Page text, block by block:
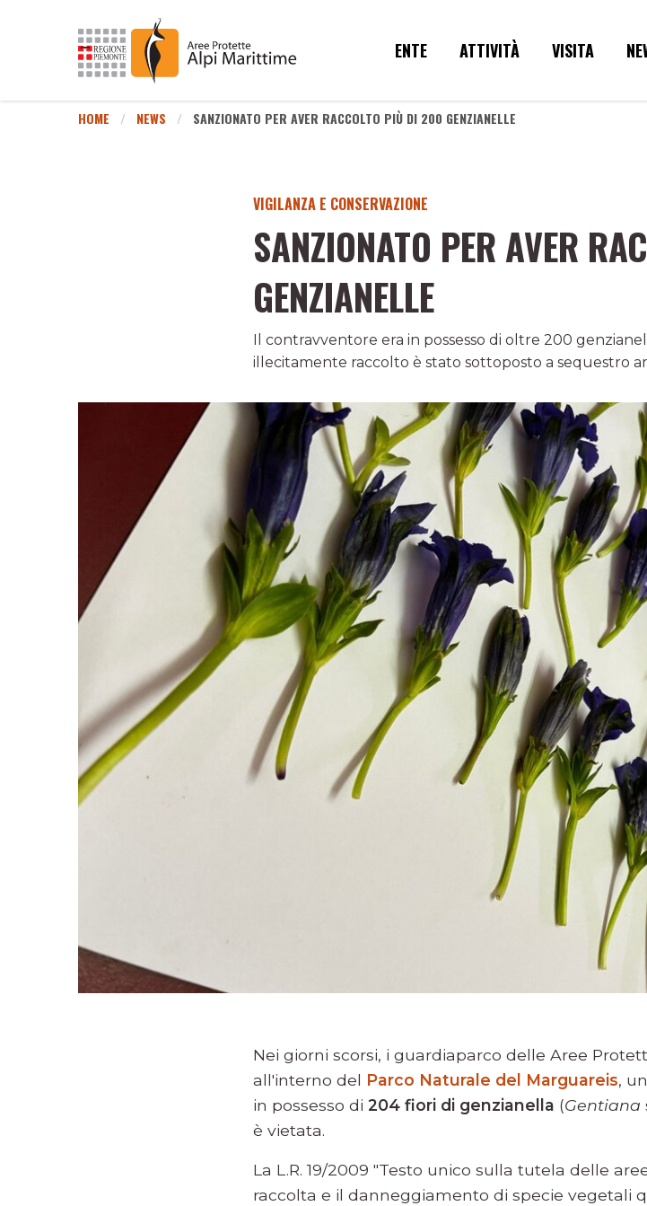
ENTE ATTIVITÀ VISITA
HOME NEWS SANZIONATO PER AVER RACCOLTO PIÙ DI 200 GENZIANELLE
VIGILANZA E CONSERVAZIONE
SANZIONATO PER AVER
GENZIANELLE
Il contravventore era in possesso di oltre 200
illecitamente raccolto è stato sottoposto a sequestro
Nei giorni scorsi, i guardiaparco delle Aree
all'interno del Parco Naturale del Marguareis,
in possesso di 204 fiori di genzianella (Gentiana
è vietata.
La L.R. 19/2009 "Testo unico sulla tutela delle
raccolta e il danneggiamento di specie vegetali